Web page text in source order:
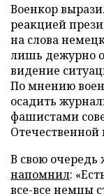
Военкор
реакцией
на слова
лишь дежурно
видение
По мнению
осадить
фашистами
Отечественной
В свою
напомнил:
все-все немцы